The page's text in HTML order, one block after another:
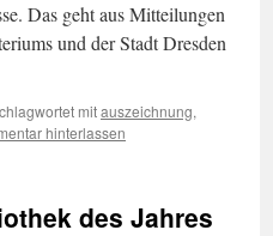
Das geht aus Mitteilungen
und der Stadt Dresden
mitauszeichnung,
hinterlassen
des Jahres